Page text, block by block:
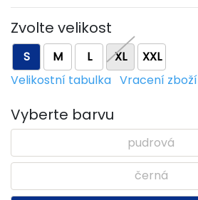
Zvolte velikost
S M L XL
XXL
Velikostní tabulka Vracení zboží
Vyberte barvu
pudrová
černá